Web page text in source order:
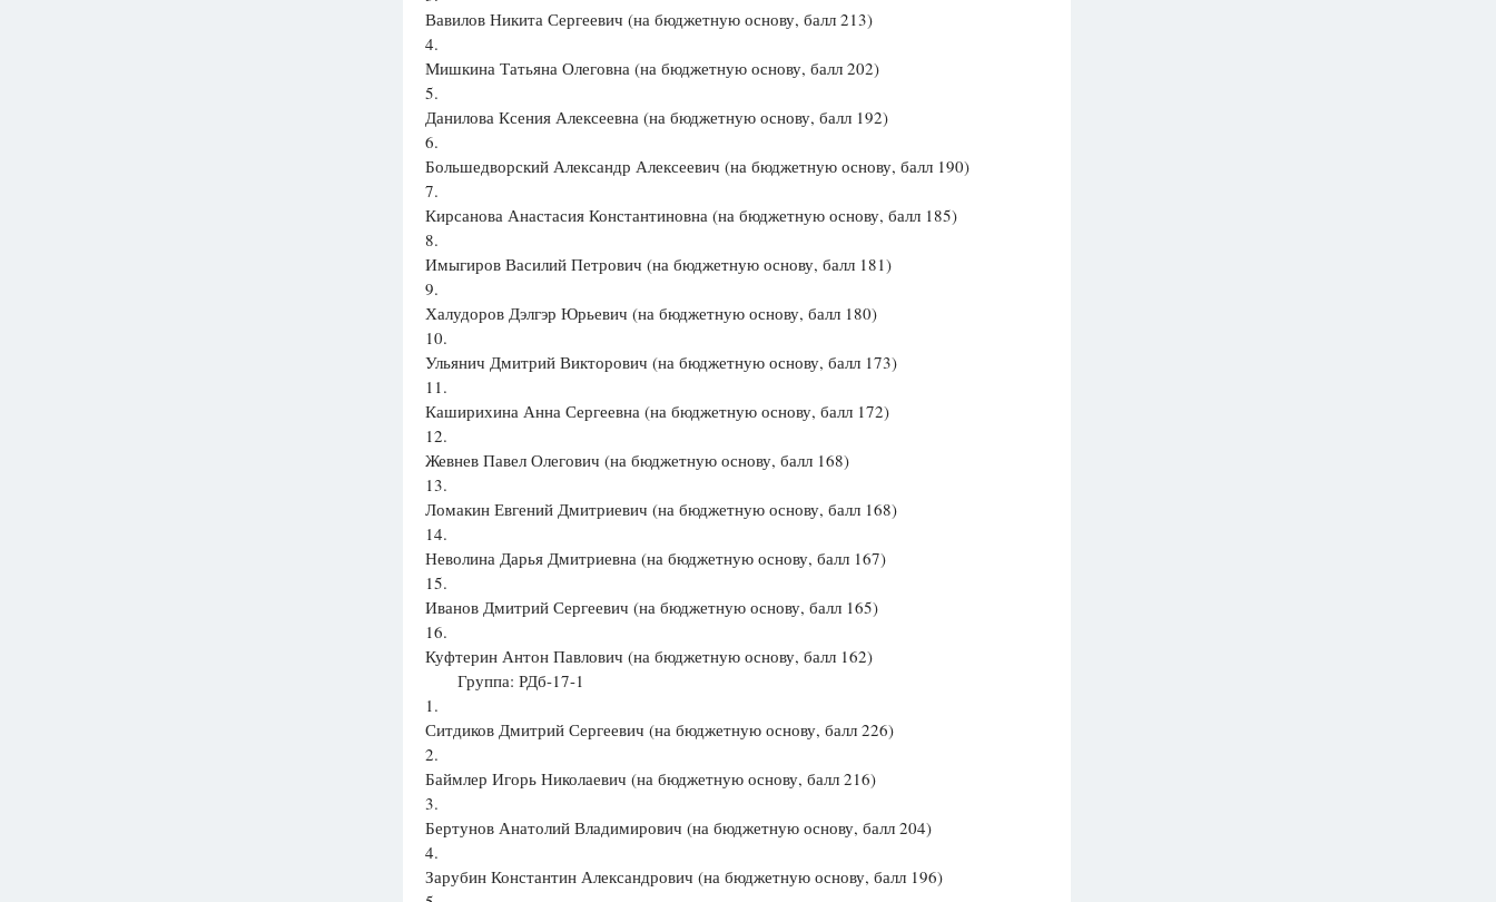
Вавилов Никита Сергеевич (на бюджетную основу, балл 213)
4.
Мишкина Татьяна Олеговна (на бюджетную основу, балл 202)
5.
Данилова Ксения Алексеевна (на бюджетную основу, балл 192)
6.
Большедворский Александр Алексеевич (на бюджетную основу, балл 190)
7.
Кирсанова Анастасия Константиновна (на бюджетную основу, балл 185)
8.
Имыгиров Василий Петрович (на бюджетную основу, балл 181)
9.
Халудоров Дэлгэр Юрьевич (на бюджетную основу, балл 180)
10.
Ульянич Дмитрий Викторович (на бюджетную основу, балл 173)
11.
Каширихина Анна Сергеевна (на бюджетную основу, балл 172)
12.
Жевнев Павел Олегович (на бюджетную основу, балл 168)
13.
Ломакин Евгений Дмитриевич (на бюджетную основу, балл 168)
14.
Неволина Дарья Дмитриевна (на бюджетную основу, балл 167)
15.
Иванов Дмитрий Сергеевич (на бюджетную основу, балл 165)
16.
Куфтерин Антон Павлович (на бюджетную основу, балл 162)
Группа: РДб-17-1
1.
Ситдиков Дмитрий Сергеевич (на бюджетную основу, балл 226)
2.
Баймлер Игорь Николаевич (на бюджетную основу, балл 216)
3.
Бертунов Анатолий Владимирович (на бюджетную основу, балл 204)
4.
Зарубин Константин Александрович (на бюджетную основу, балл 196)